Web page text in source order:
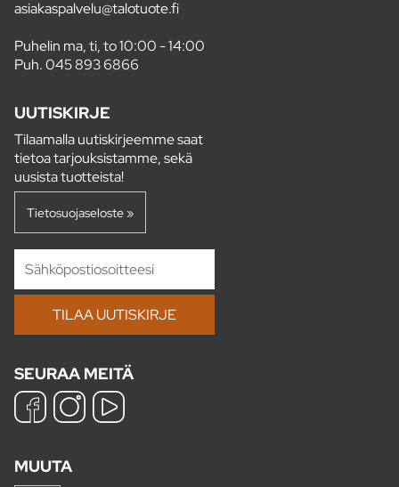
asiakaspalvelu@talotuote.fi
Puhelin ma, ti, to 10:00 - 14:00
Puh.045 893 6866
UUTISKIRJE
Tilaamalla uutiskirjeemme saat
tietoa tarjouksistamme, sekä
uusista tuotteista!
Tietosuojaseloste »
SEURAA MEITÄ
MUUTA